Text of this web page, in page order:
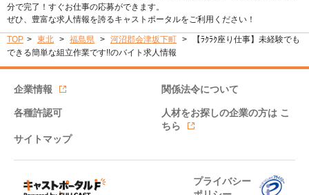
分で完了！すぐお仕事の応募ができます。
ぜひ、豊富な求人情報を誇るキャストポータルをご利用ください！
TOP 東北 福島県 河沼郡会津坂下町
【ﾗｸﾗｸ座り仕事】未経験でも
できる簡単な組立作業です!!のバイト求人情報
企業情報 関係法令について
各種許認可 人材をお探しの企業の方は こ
ちら
サイトマップ
プライバシー